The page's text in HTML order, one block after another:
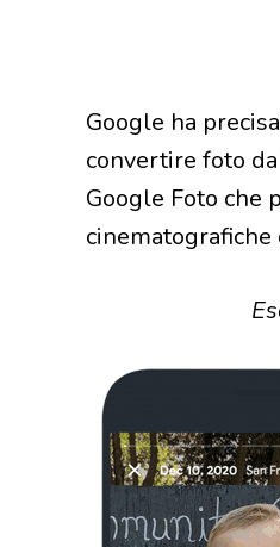
Google ha
convertire foto
Google Foto che
cinematografiche